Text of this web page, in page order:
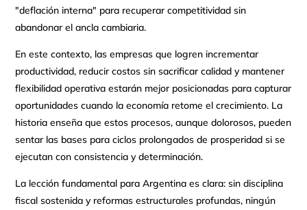
"deflación interna" para recuperar competitividad sin
abandonar el ancla cambiaria.
En este contexto, las empresas que logren incrementar
productividad, reducir costos sin sacrificar calidad y mantener
flexibilidad operativa estarán mejor posicionadas para capturar
oportunidades cuando la economía retome el crecimiento. La
historia enseña que estos procesos, aunque dolorosos, pueden
sentar las bases para ciclos prolongados de prosperidad si se
ejecutan con consistencia y determinación.
La lección fundamental para Argentina es clara: sin disciplina
fiscal sostenida y reformas estructurales profundas, ningún